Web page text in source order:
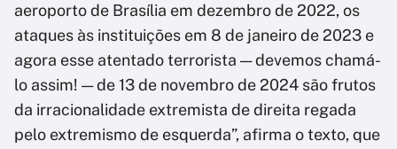
aeroporto de Brasília em dezembro de 2022, os
ataques às instituições em 8 de janeiro de 2023 e
agora esse atentado terrorista — devemos chamá-
lo assim! — de 13 de novembro de 2024 são frutos
da irracionalidade extremista de direita regada
pelo extremismo de esquerda”, afirma o texto, que